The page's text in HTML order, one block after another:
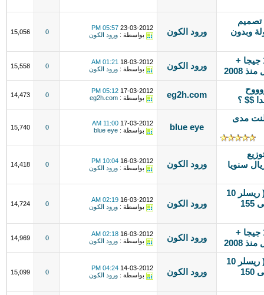
10 جيجا + تصميم
وبدون
ورود الكون 23-03-2012
05:57 PM
بواسطة : ورود الكون 0
15,056
امتلك منتدى بسهولة █ (( استضافة 1 جيجا +
ورود الكون 18-03-2012
01:21 AM
بواسطة : ورود الكون 0
15,558
$$ ؟
eg2h.com
17-03-2012
05:12 PM
بواسطة : eg2h.com
0
14,473
مدى
blue eye
17-03-2012
11:00 AM
بواسطة : blue eye
0
15,740
منه (( 40 جيجا = ب 600 ريال سنويا
ورود الكون 16-03-2012
10:04 PM
بواسطة : ورود الكون 0
14,418
افتح شركة استضافة واكسب المال (( ريسلر 10
جيجا = ب 300 ريال سنوي )) انضم الى 155
ورود الكون 16-03-2012
02:19 AM
بواسطة : ورود الكون 0
14,724
امتلك منتدى بسهولة █ (( استضافة 1 جيجا +
ورود الكون 16-03-2012
02:18 AM
بواسطة : ورود الكون 0
14,969
افتح شركة استضافة واكسب المال (( ريسلر 10
جيجا = ب 300 ريال سنوي )) انضم الى 150
ورود الكون 14-03-2012
04:24 PM
بواسطة : ورود الكون 0
15,099